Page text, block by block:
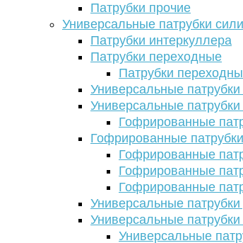
Патрубки прочие
Универсальные патрубки
Патрубки интеркуллера
Патрубки переходные
Патрубки
Универсальные
Универсальные
Гофрированные
Гофрированные
Гофрированные
Гофрированные
Гофрированные
Универсальные
Универсальные
Универсальные